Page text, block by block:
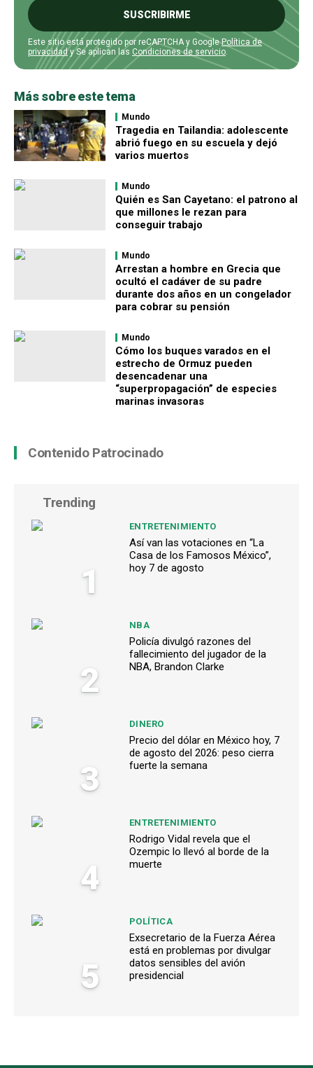
SUSCRIBIRME
Este sitio está protegido por reCAPTCHA y GooglePolítica de
privacidady Se aplican las Condiciones de servicio
Más sobre este tema
Mundo
Tragedia en Tailandia: adolescente
abrió fuego en su escuela y dejó
varios muertos
Mundo
Quién es San Cayetano: el patrono al
que millones le rezan para
conseguir trabajo
Mundo
Arrestan a hombre en Grecia que
ocultó el cadáver de su padre
durante dos años en un congelador
para cobrar su pensión
Mundo
Cómo los buques varados en el
estrecho de Ormuz pueden
desencadenar una
“superpropagación” de especies
marinas invasoras
Contenido Patrocinado
Trending
1
ENTRETENIMIENTO
Así van las votaciones en “La
Casa de los Famosos México”,
hoy 7 de agosto
2
NBA
Policía divulgó razones del
fallecimiento del jugador de la
NBA, Brandon Clarke
3
DINERO
Precio del dólar en México hoy, 7
de agosto del 2026: peso cierra
fuerte la semana
4
ENTRETENIMIENTO
Rodrigo Vidal revela que el
Ozempic lo llevó al borde de la
muerte
5
POLÍTICA
Exsecretario de la Fuerza Aérea
está en problemas por divulgar
datos sensibles del avión
presidencial